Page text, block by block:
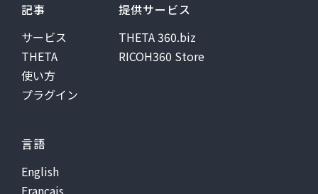
記事
サービス
THETA
使い方
プラグイン
提供サービス
THETA 360.biz
RICOH360 Store
言語
English
Français